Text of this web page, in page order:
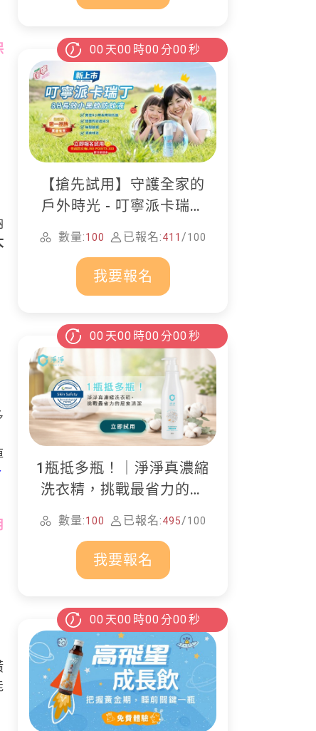
00 天00 時00 分00 秒
【搶先試用】守護全家的
戶外時光 - 叮寧派卡瑞丁
防蚊液
數量:100 已報名:411 /100
我要報名
00 天00 時00 分00 秒
1瓶抵多瓶！｜淨淨真濃縮
洗衣精，挑戰最省力的居
家清潔
數量:100 已報名:495/100
我要報名
00 天00 時00 分00 秒